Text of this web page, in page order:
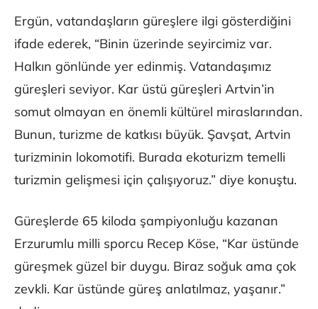
Ergün, vatandaşların güreşlere ilgi gösterdiğini
ifade ederek, “Binin üzerinde seyircimiz var.
Halkın gönlünde yer edinmiş. Vatandaşımız
güreşleri seviyor. Kar üstü güreşleri Artvin’in
somut olmayan en önemli kültürel miraslarından.
Bunun, turizme de katkısı büyük. Şavşat, Artvin
turizminin lokomotifi. Burada ekoturizm temelli
turizmin gelişmesi için çalışıyoruz.” diye konuştu.
Güreşlerde 65 kiloda şampiyonluğu kazanan
Erzurumlu milli sporcu Recep Köse, “Kar üstünde
güreşmek güzel bir duygu. Biraz soğuk ama çok
zevkli. Kar üstünde güreş anlatılmaz, yaşanır.”